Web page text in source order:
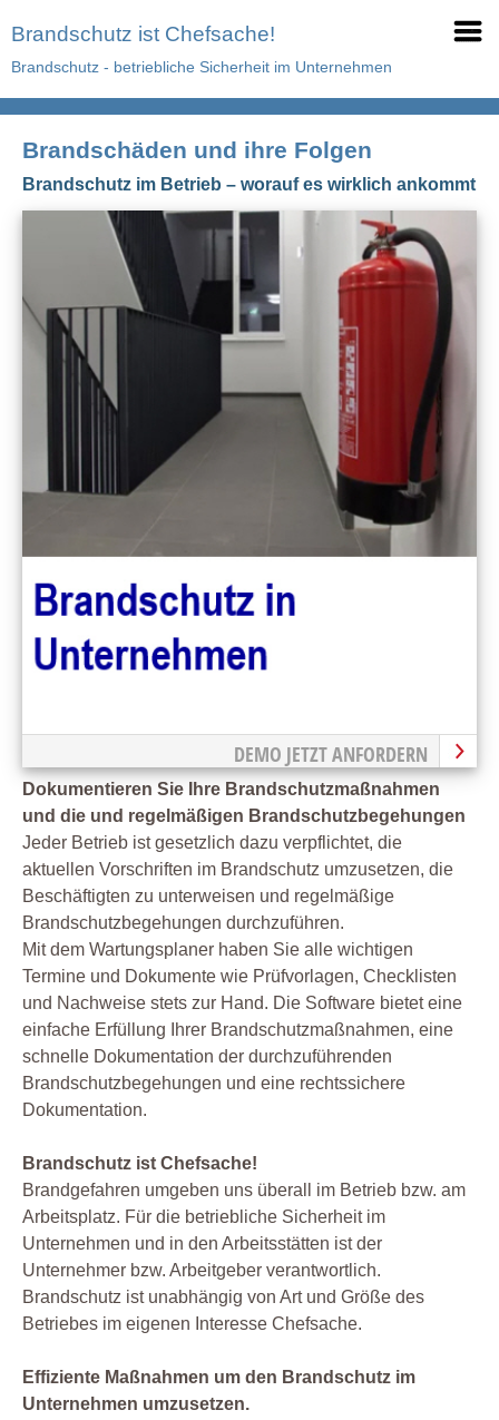
Brandschutz ist Chefsache!
Brandschutz - betriebliche Sicherheit im Unternehmen
Brandschäden und ihre Folgen
Brandschutz im Betrieb – worauf es wirklich ankommt
DEMO JETZT ANFORDERN
Dokumentieren Sie Ihre Brandschutzmaßnahmen
und die und regelmäßigen Brandschutzbegehungen
Jeder Betrieb ist gesetzlich dazu verpflichtet, die
aktuellen Vorschriften im Brandschutz umzusetzen, die
Beschäftigten zu unterweisen und regelmäßige
Brandschutzbegehungen durchzuführen.
Mit dem Wartungsplaner haben Sie alle wichtigen
Termine und Dokumente wie Prüfvorlagen, Checklisten
und Nachweise stets zur Hand. Die Software bietet eine
einfache Erfüllung Ihrer Brandschutzmaßnahmen, eine
schnelle Dokumentation der durchzuführenden
Brandschutzbegehungen und eine rechtssichere
Dokumentation.
Brandschutz ist Chefsache!
Brandgefahren umgeben uns überall im Betrieb bzw. am
Arbeitsplatz. Für die betriebliche Sicherheit im
Unternehmen und in den Arbeitsstätten ist der
Unternehmer bzw. Arbeitgeber verantwortlich.
Brandschutz ist unabhängig von Art und Größe des
Betriebes im eigenen Interesse Chefsache.
Effiziente Maßnahmen um den Brandschutz im
Unternehmen umzusetzen.